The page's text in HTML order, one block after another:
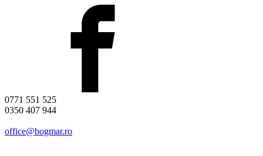
0771 551 525
0350 407 944
office@bogmar.ro